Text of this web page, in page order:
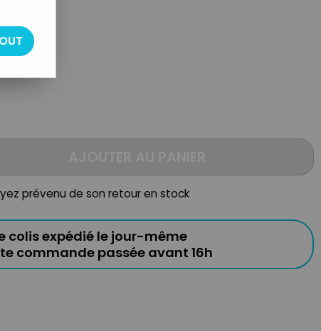
prévenu de son retour en stock
colis expédié le jour-même
commande passée avant 16h